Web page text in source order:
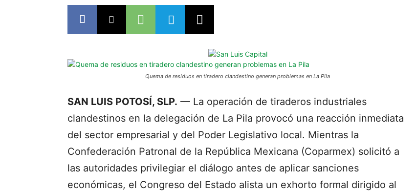
Quema de residuos en tiradero clandestino generan problemas en La Pila
SAN LUIS POTOSÍ, SLP. — La operación de tiraderos industriales
clandestinos en la delegación de La Pila provocó una reacción inmediata
del sector empresarial y del Poder Legislativo local. Mientras la
Confederación Patronal de la República Mexicana (Coparmex) solicitó a
las autoridades privilegiar el diálogo antes de aplicar sanciones
económicas, el Congreso del Estado alista un exhorto formal dirigido al